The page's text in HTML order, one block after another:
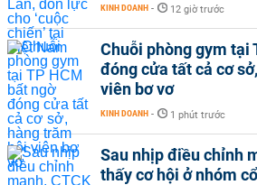
KINH DOANH - 12 giờ trước
Chuỗi phòng gym tại
đóng cửa tất cả cơ
viên bơ vơ
KINH DOANH - 1 phút trước
Sau nhịp điều chỉnh
thấy cơ hội ở nhóm